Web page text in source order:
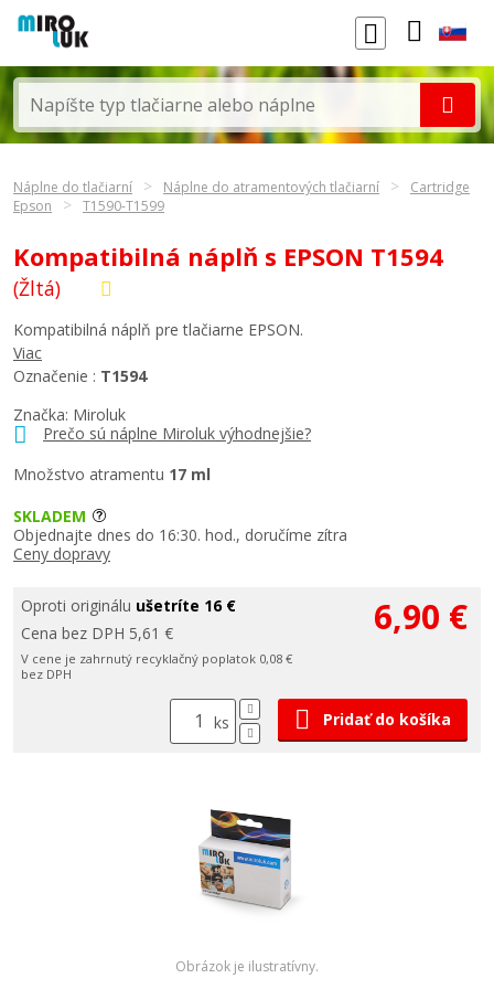
Náplne do tlačiarní Náplne do atramentových tlačiarní
Cartridge
Epson
T1590-T1599
Kompatibilná náplň s EPSON T1594
(Žltá)
Značka: Miroluk
Prečo sú náplne Miroluk výhodnejšie?
Množstvo atramentu 17 ml
Kompatibilná náplň pre tlačiarne EPSON.
Viac
Označenie : T1594
SKLADEM
Objednajte dnes do 16:30. hod., doručíme zítra
Ceny dopravy
Oproti originálu ušetríte 16 €
Cena bez DPH 5,61 €
V cene je zahrnutý recyklačný poplatok 0,08 €
bez DPH
6,90 €
ks Pridať do košíka
Obrázok je ilustratívny.